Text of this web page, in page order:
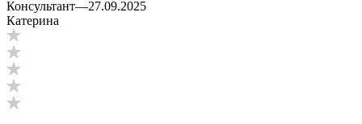
Консультант—27.09.2025
Катерина